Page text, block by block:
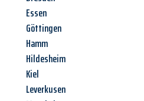
Essen
Göttingen
Hamm
Hildesheim
Kiel
Leverkusen